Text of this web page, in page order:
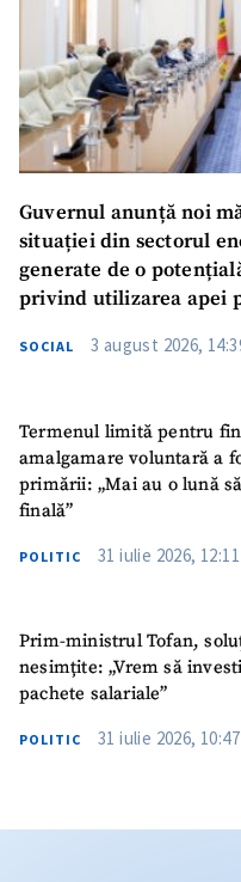
Guvernul anunță noi
situației din sectorul
generate de o
privind utilizarea apei
SOCIAL 3 august 2026,
Termenul limită pentru
amalgamare voluntară a
primării: „Mai au o lună
finală”
POLITIC 31 iulie 2026, 12:11
Prim-ministrul Tofan,
nesimțite: „Vrem să
pachete salariale”
POLITIC 31 iulie 2026, 10:47